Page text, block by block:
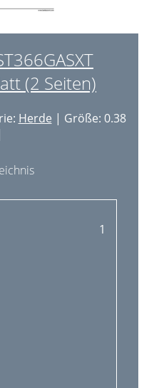
(2 Seiten)
Herde | Größe: 0.38
1